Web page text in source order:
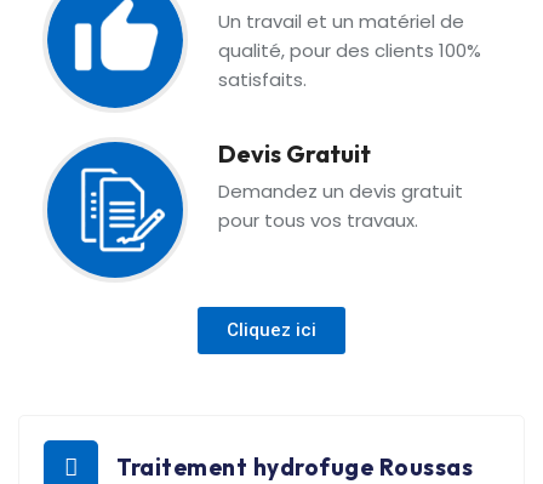
Un travail et un matériel de
qualité, pour des clients 100%
satisfaits.
Devis Gratuit
Demandez un devis gratuit
pour tous vos travaux.
Cliquez ici
Traitement hydrofuge Roussas